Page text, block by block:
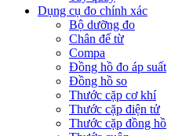
Dụng cụ đo chính xác
Bộ dưỡng đo
Chân đế từ
Compa
Đồng hồ đo áp suất
Đồng hồ so
Thước cặp cơ khí
Thước cặp điện tử
Thước cặp đồng hồ